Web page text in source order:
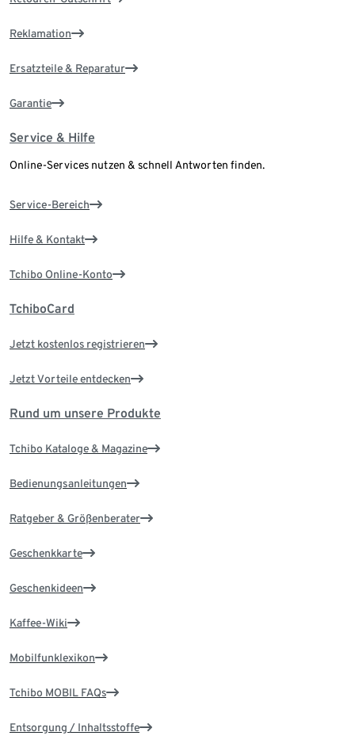
Reklamation
Ersatzteile & Reparatur
Garantie
Service & Hilfe
Online-Services nutzen & schnell Antworten finden.
Service-Bereich
Hilfe & Kontakt
Tchibo Online-Konto
TchiboCard
Jetzt kostenlos registrieren
Jetzt Vorteile entdecken
Rund um unsere Produkte
Tchibo Kataloge & Magazine
Bedienungsanleitungen
Ratgeber & Größenberater
Geschenkkarte
Geschenkideen
Kaffee-Wiki
Mobilfunklexikon
Tchibo MOBIL FAQs
Entsorgung / Inhaltsstoffe